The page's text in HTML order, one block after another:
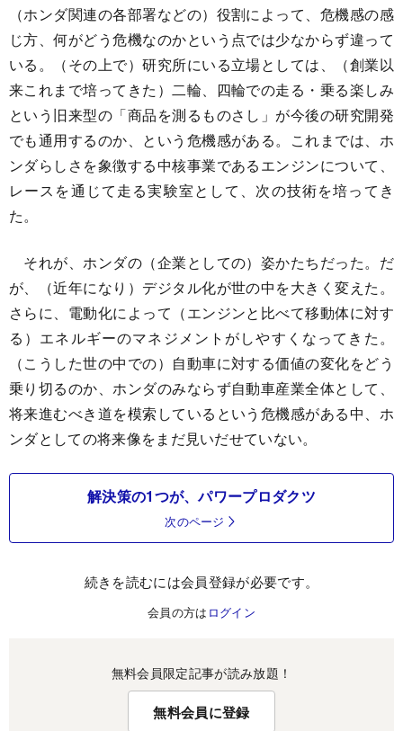
（ホンダ関連の各部署などの）役割によって、危機感の感
じ方、何がどう危機なのかという点では少なからず違って
いる。（その上で）研究所にいる立場としては、（創業以
来これまで培ってきた）二輪、四輪での走る・乗る楽しみ
という旧来型の「商品を測るものさし」が今後の研究開発
でも通用するのか、という危機感がある。これまでは、ホ
ンダらしさを象徴する中核事業であるエンジンについて、
レースを通じて走る実験室として、次の技術を培ってき
た。
それが、ホンダの（企業としての）姿かたちだった。だ
が、（近年になり）デジタル化が世の中を大きく変えた。
さらに、電動化によって（エンジンと比べて移動体に対す
る）エネルギーのマネジメントがしやすくなってきた。
（こうした世の中での）自動車に対する価値の変化をどう
乗り切るのか、ホンダのみならず自動車産業全体として、
将来進むべき道を模索しているという危機感がある中、ホ
ンダとしての将来像をまだ見いだせていない。
解決策の1つが、パワープロダクツ
次のページ
続きを読むには会員登録が必要です。
会員の方は ログイン
無料会員限定記事が読み放題！
無料会員に登録